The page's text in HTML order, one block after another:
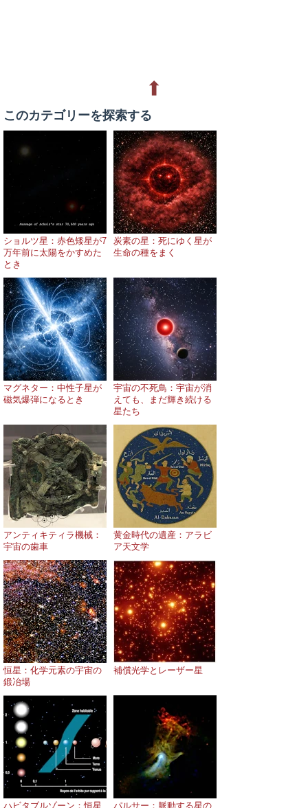
⬆
このカテゴリーを探索する
ショルツ星：赤色矮星が7
万年前に太陽をかすめた
とき
炭素の星：死にゆく星が
生命の種をまく
マグネター：中性子星が
磁気爆弾になるとき
宇宙の不死鳥：宇宙が消
えても、まだ輝き続ける
星たち
アンティキティラ機械：
宇宙の歯車
黄金時代の遺産：アラビ
ア天文学
恒星：化学元素の宇宙の
鍛冶場
補償光学とレーザー星
ハビタブルゾーン：恒星 パルサー：脈動する星の